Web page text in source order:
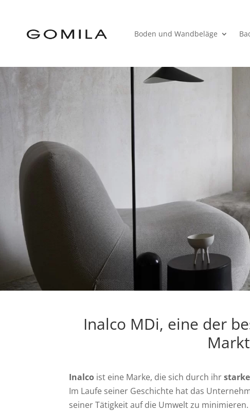
Boden und Wandbeläge
Inalco MDi, eine der
Inalco ist eine Marke, die sich durch ihr
Im Laufe seiner Geschichte hat das
seiner Tätigkeit auf die Umwelt zu minimieren.